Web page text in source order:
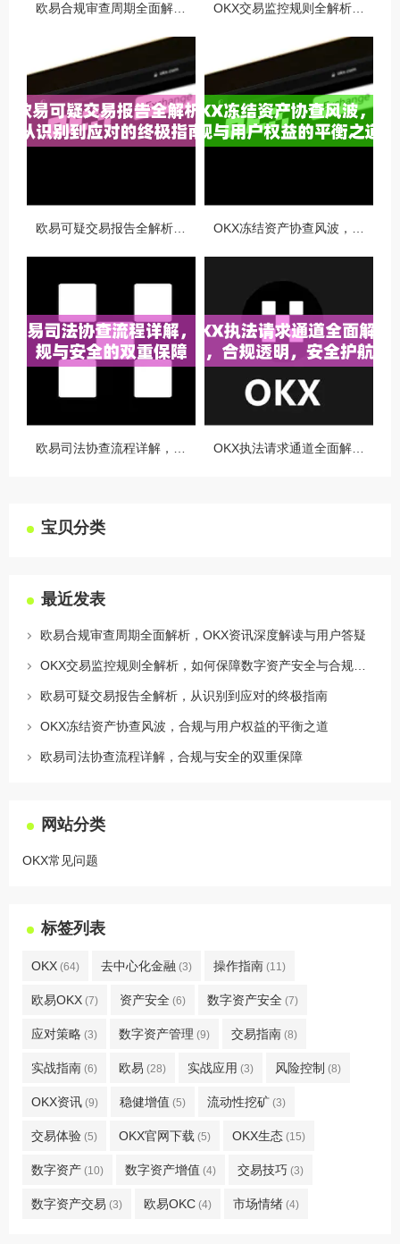
宝贝分类
最近发表
欧易合规审查周期全面解析，OKX资讯深度解读与用户答疑
欧易可疑交易报告全解析，从识别到应对的终极指南
OKX冻结资产协查风波，合规与用户权益的平衡之道
欧易司法协查流程详解，合规与安全的双重保障
网站分类
OKX常见问题
标签列表
OKX (64) 去中心化金融 (3) 操作指南 (11)
欧易OKX (7) 资产安全 (6) 数字资产安全 (7)
应对策略 (3) 数字资产管理 (9) 交易指南 (8)
实战指南 (6) 欧易 (28) 实战应用 (3) 风险控制 (8)
OKX资讯 (9) 稳健增值 (5) 流动性挖矿 (3)
交易体验 (5) OKX官网下载 (5) OKX生态 (15)
数字资产 (10) 数字资产增值 (4) 交易技巧 (3)
数字资产交易 (3) 欧易OKC (4) 市场情绪 (4)